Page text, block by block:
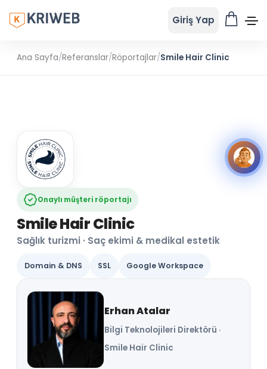
Giriş Yap
Ana Sayfa/Referanslar/Röportajlar/Smile Hair Clinic
Onaylı müşteri röportajı
Smile Hair Clinic
Sağlık turizmi · Saç ekimi & medikal estetik
Domain & DNS SSL Google Workspace
Erhan Atalar
Bilgi Teknolojileri Direktörü ·
Smile Hair Clinic